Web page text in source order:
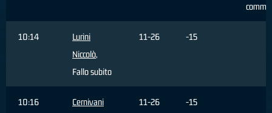
10:14
Lurini
Niccolò,
Fallo subito
11-26 -15
10:16
Cernivani
11-26 -15